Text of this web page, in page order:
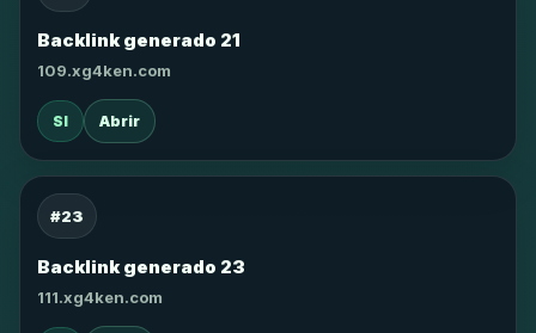
Backlink generado 21
109.xg4ken.com
SI Abrir
#23
Backlink generado 23
111.xg4ken.com